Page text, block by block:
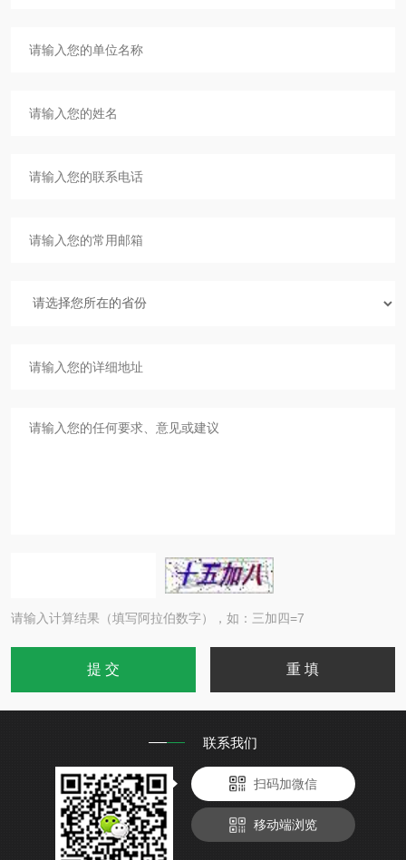
请输入计算结果（填写阿拉伯数字），如：三加四=7
联系我们
扫码加微信
移动端浏览